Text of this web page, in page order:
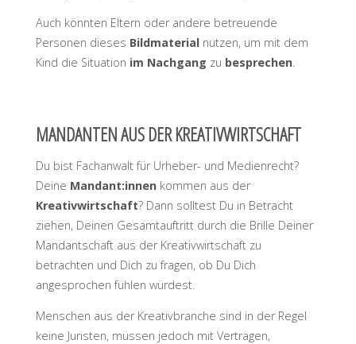
Auch könnten Eltern oder andere betreuende
Personen dieses Bildmaterialnutzen, um mit dem
Kind die Situation im Nachgang zu besprechen.
MANDANTEN AUS DER KREATIVWIRTSCHAFT
Du bist Fachanwalt für Urheber- und Medienrecht?
Deine Mandant:innenkommen aus der
Kreativwirtschaft? Dann solltest Du in Betracht
ziehen, Deinen Gesamtauftritt durch die Brille Deiner
Mandantschaft aus der Kreativwirtschaft zu
betrachten und Dich zu fragen, ob Du Dich
angesprochen fühlen würdest.
Menschen aus der Kreativbranche sind in der Regel
keine Juristen, müssen jedoch mit Verträgen,